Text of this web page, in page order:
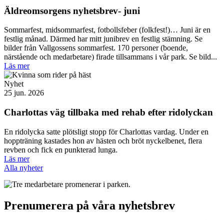
Äldreomsorgens nyhetsbrev- juni
Sommarfest, midsommarfest, fotbollsfeber (folkfest!)… Juni är en
festlig månad. Därmed har mitt junibrev en festlig stämning. Se
bilder från Vallgossens sommarfest. 170 personer (boende,
närstående och medarbetare) firade tillsammans i vår park. Se bild...
Läs mer
Nyhet
25 jun. 2026
Charlottas väg tillbaka med rehab efter ridolyckan
En ridolycka satte plötsligt stopp för Charlottas vardag. Under en
hoppträning kastades hon av hästen och bröt nyckelbenet, flera
revben och fick en punkterad lunga.
Läs mer
Alla nyheter
Prenumerera på våra nyhetsbrev